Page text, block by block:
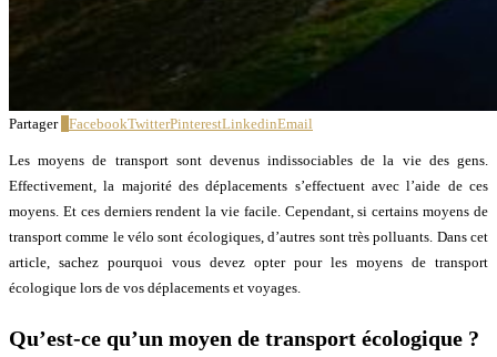
Partager FacebookTwitterPinterestLinkedinEmail
Les moyens de transport sont devenus indissociables de la vie des gens.
Effectivement, la majorité des déplacements s’effectuent avec l’aide de ces
moyens. Et ces derniers rendent la vie facile. Cependant, si certains moyens de
transport comme le vélo sont écologiques, d’autres sont très polluants. Dans cet
article, sachez pourquoi vous devez opter pour les moyens de transport
écologique lors de vos déplacements et voyages.
Qu’est-ce qu’un moyen de transport écologique ?